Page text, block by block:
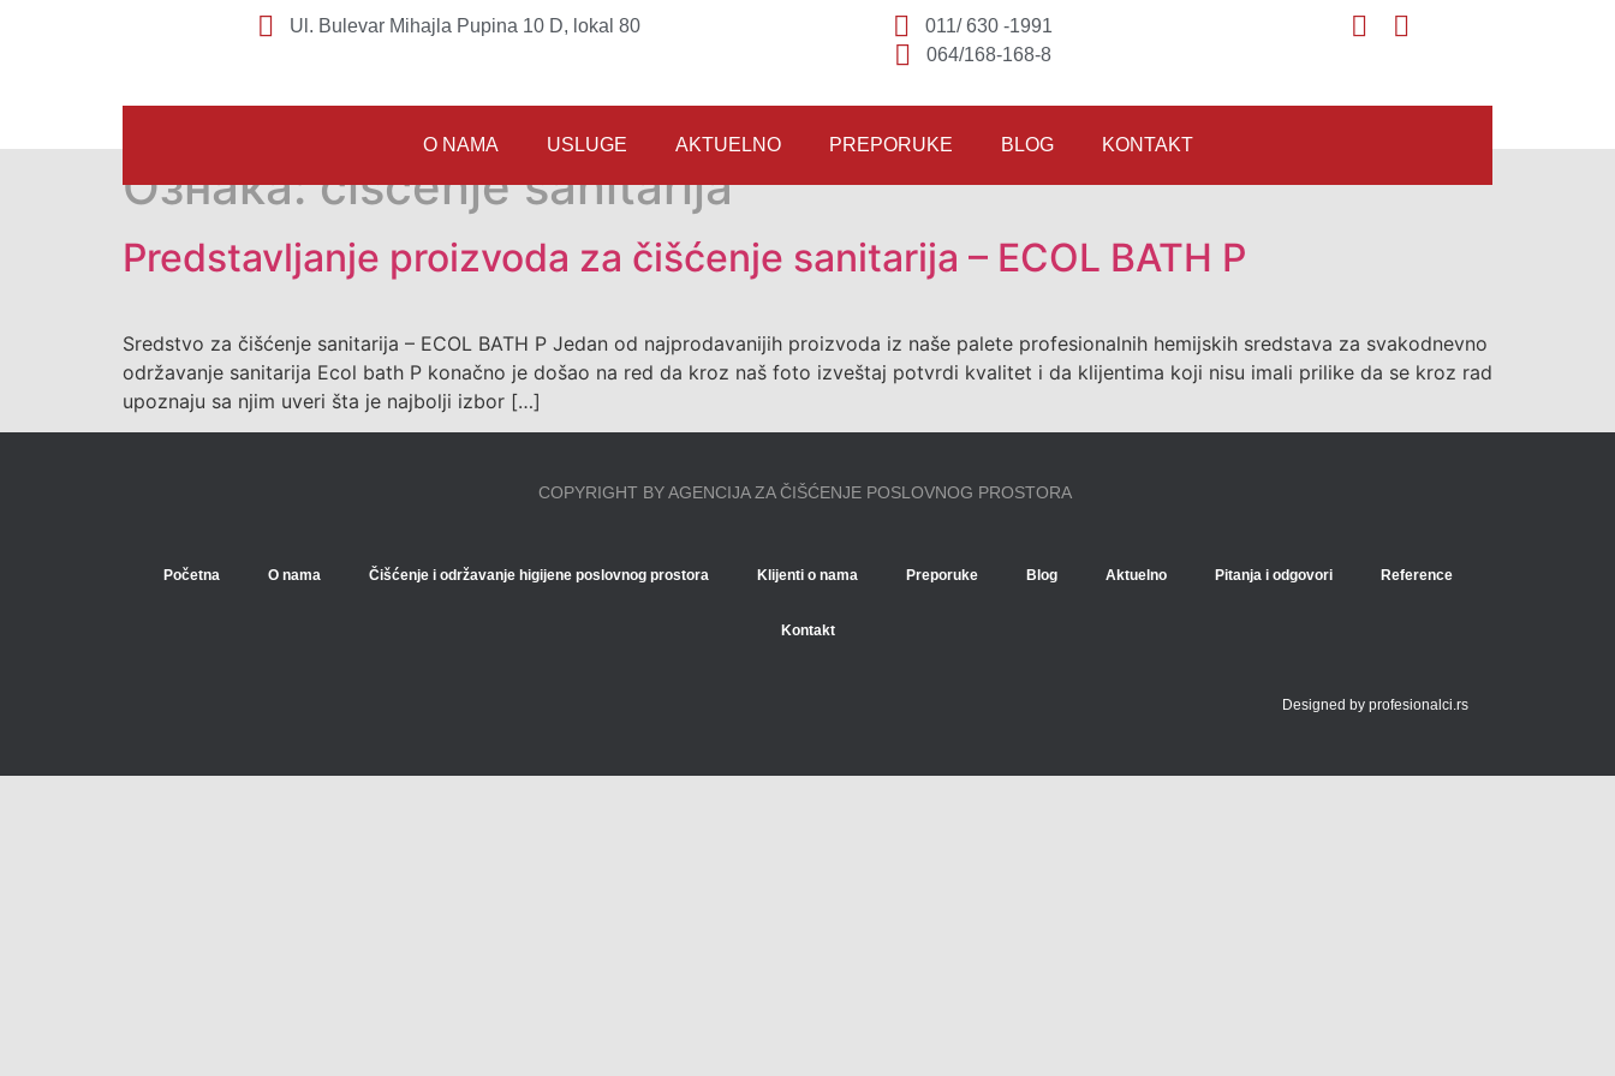
Ul. Bulevar Mihajla Pupina 10 D, lokal 80
011/ 630 -1991
064/168-168-8
O NAMA USLUGE AKTUELNO PREPORUKE BLOG KONTAKT
Ознака:čišćenje sanitarija
Predstavljanje proizvoda za čišćenje sanitarija – ECOL BATH P
Sredstvo za čišćenje sanitarija – ECOL BATH P Jedan od najprodavanijih proizvoda iz naše palete profesionalnih hemijskih sredstava za svakodnevno
održavanje sanitarija Ecol bath P konačno je došao na red da kroz naš foto izveštaj potvrdi kvalitet i da klijentima koji nisu imali prilike da se kroz rad
upoznaju sa njim uveri šta je najbolji izbor […]
COPYRIGHT BY AGENCIJA ZA ČIŠĆENJE POSLOVNOG PROSTORA
Početna O nama Čišćenje i održavanje higijene poslovnog prostora Klijenti o nama Preporuke Blog Aktuelno Pitanja i odgovori Reference
Kontakt
Designed by profesionalci.rs